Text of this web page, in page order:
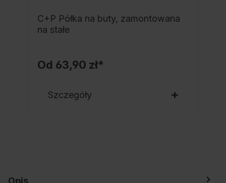
C+P Półka na buty, zamontowana
na stałe
Od 63,90 zł*
Szczegóły
Opis